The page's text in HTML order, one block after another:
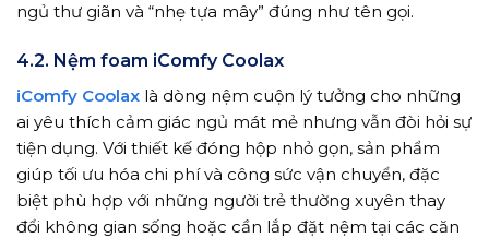
ngủ thư giãn và “nhẹ tựa mây” đúng như tên gọi.
4.2. Nệm foam iComfy Coolax
iComfy Coolax là dòng nệm cuộn lý tưởng cho những
ai yêu thích cảm giác ngủ mát mẻ nhưng vẫn đòi hỏi sự
tiện dụng. Với thiết kế đóng hộp nhỏ gọn, sản phẩm
giúp tối ưu hóa chi phí và công sức vận chuyển, đặc
biệt phù hợp với những người trẻ thường xuyên thay
đổi không gian sống hoặc cần lắp đặt nệm tại các căn